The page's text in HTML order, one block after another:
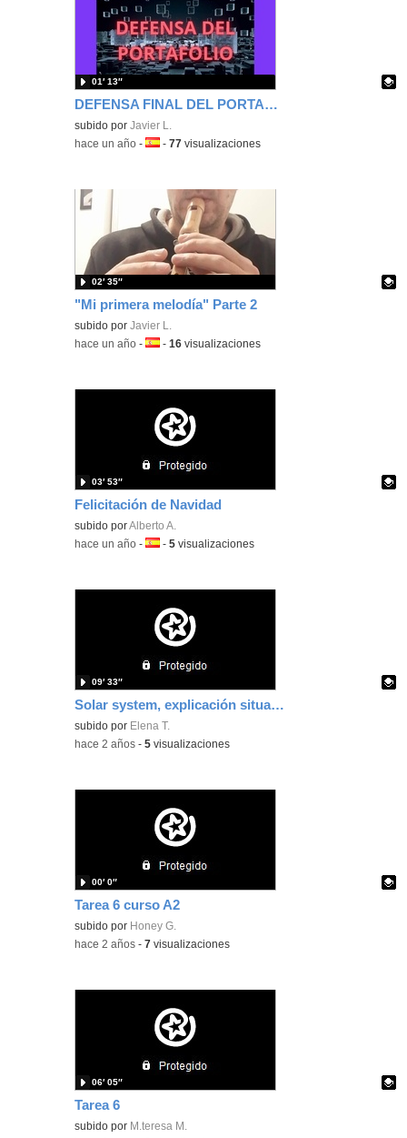
DEFENSA FINAL DEL PORTAFOLIO
Contenido educativo.
subido porJavier L.
01′ 13″
-hace un año -Idioma:
-77 visualizaciones
"Mi primera melodía" Parte 2
Contenido educativo.
subido porJavier L.
02′ 35″
-hace un año -Idioma:
-16 visualizaciones
Felicitación de Navidad
Contenido educativo.
subido porAlberto A.
03′ 53″
-hace un año -Idioma:
-5 visualizaciones
Solar system, explicación situación de aprendizaje
Contenido educativo.
subido por Elena T.
09′ 33″
-hace 2 años -5 visualizaciones
Tarea 6 curso A2
Contenido educativo.
subido por Honey G.
00′ 0″
-hace 2 años -7 visualizaciones
Tarea 6
Contenido educativo.
subido por M.teresa M.
06′ 05″